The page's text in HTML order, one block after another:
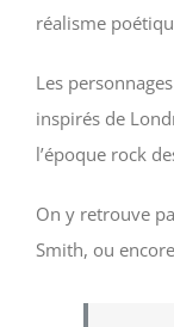
réalisme
Les
inspirés de
l’époque rock
On y retrouve
Smith, ou